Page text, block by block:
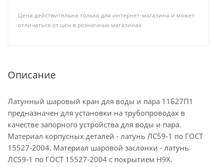
Цена действительна только для интернет-магазина и может
отличаться от цен в розничных магазинах
Описание
Латунный шаровый кран для воды и пара 11Б27П1
предназначен для установки на трубопроводах в
качестве запорного устройства для воды и пара.
Материал корпусных деталей - латунь ЛС59-1 по ГОСТ
15527-2004. Материал шаровой заслонки - латунь
ЛС59-1 по ГОСТ 15527-2004 с покрытием Н9Х.